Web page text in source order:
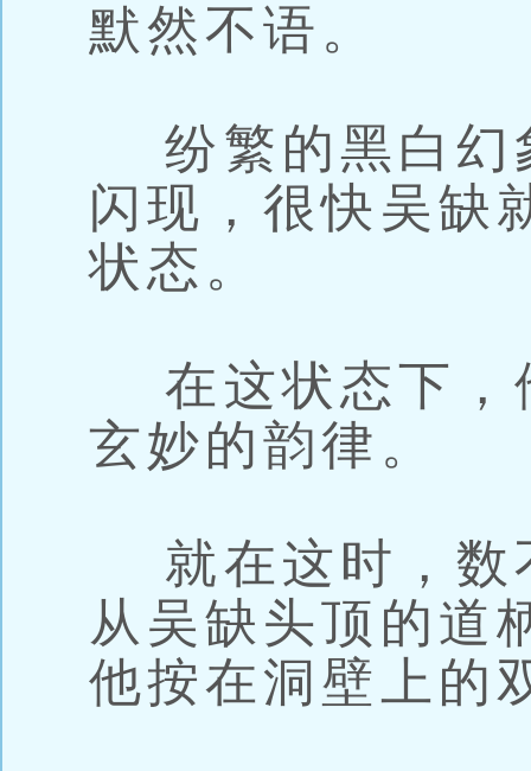
默然不语。
纷繁的黑白幻
闪现，很快吴缺
状态。
在这状态下，
玄妙的韵律。
就在这时，数
从吴缺头顶的道
他按在洞壁上的